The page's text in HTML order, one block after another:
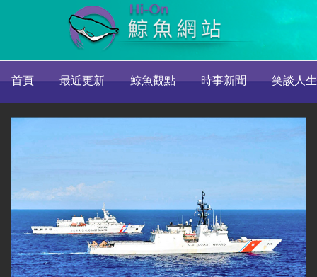
首頁 最近更新 鯨魚觀點 時事新聞 笑談人生